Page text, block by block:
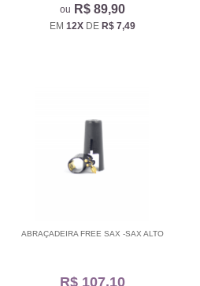
R$ 89,90
EM 12XDE R$ 7,49
ABRAÇADEIRA FREE SAX -SAX ALTO
R$ 107,10